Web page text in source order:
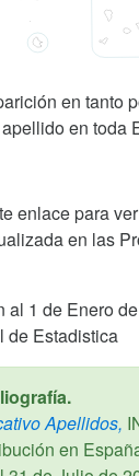
en tanto
en toda
enlace para
en las
al 1 de Enero
de Estadistica
Apellidos,
en